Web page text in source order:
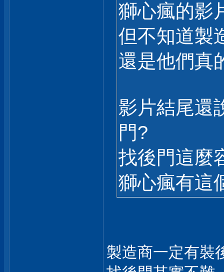
獅心瘋的影
但不知道製
還是他們真
影片結尾還
門?
找後門這麼
獅心瘋有這
製造商一定有裝